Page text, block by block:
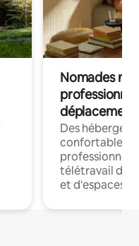
Nomades
déplacement
Des
confortables
professionnels
télétravail
et d'espaces